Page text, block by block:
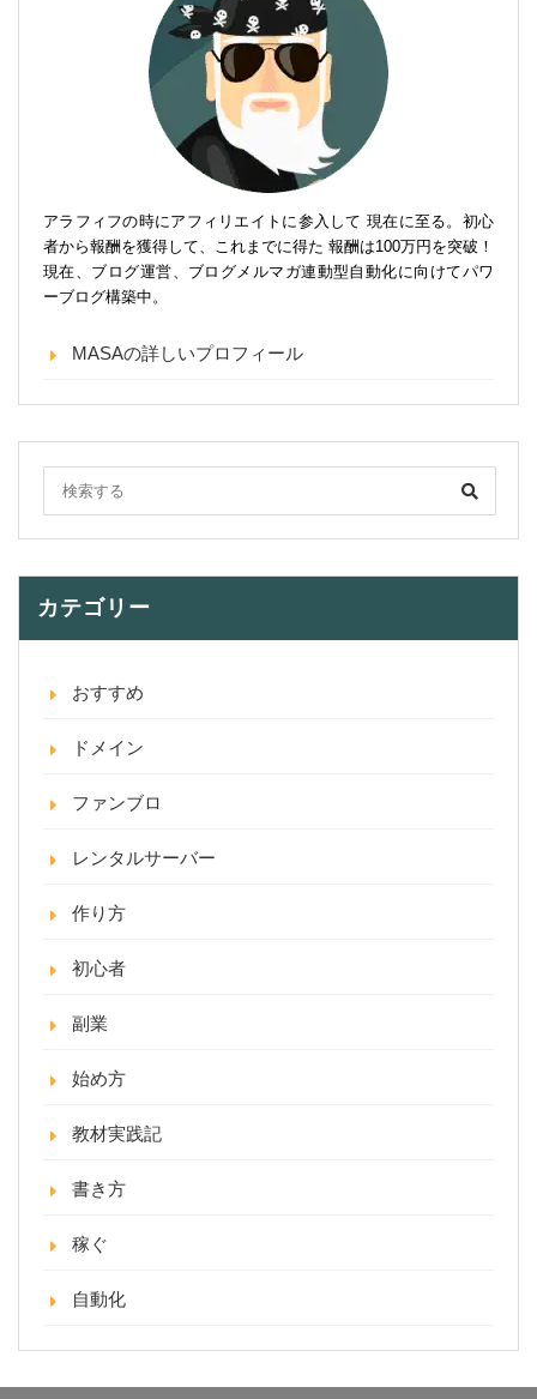
アラフィフの時にアフィリエイトに参入して 現在に至る。初心
者から報酬を獲得して、これまでに得た 報酬は100万円を突破！
現在、ブログ運営、ブログメルマガ連動型自動化に向けてパワ
ーブログ構築中。
MASAの詳しいプロフィール
カテゴリー
おすすめ
ドメイン
ファンブロ
レンタルサーバー
作り方
初心者
副業
始め方
教材実践記
書き方
稼ぐ
自動化